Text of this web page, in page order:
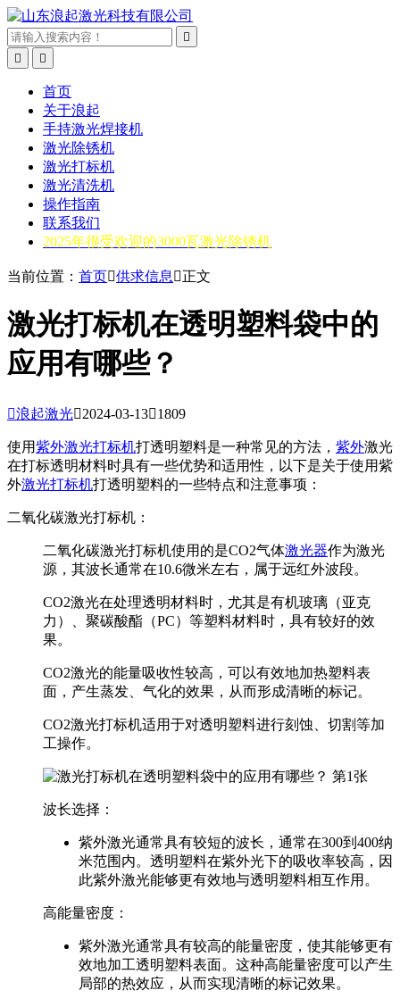



首页
关于浪起
手持激光焊接机
激光除锈机
激光打标机
激光清洗机
操作指南
联系我们
2025年很受欢迎的3000瓦激光除锈机
当前位置： 首页供求信息 正文
激光打标机在透明塑料袋中的
应用有哪些？
浪起激光2024-03-131809
使用紫外激光打标机打透明塑料是一种常见的方法， 紫外激光
在打标透明材料时具有一些优势和适用性，以下是关于使用紫
外激光打标机打透明塑料的一些特点和注意事项：
二氧化碳激光打标机：
二氧化碳激光打标机使用的是CO2气体激光器作为激光
源，其波长通常在10.6微米左右，属于远红外波段。
CO2激光在处理透明材料时，尤其是有机玻璃（亚克
力）、聚碳酸酯（PC）等塑料材料时，具有较好的效
果。
CO2激光的能量吸收性较高，可以有效地加热塑料表
面，产生蒸发、气化的效果，从而形成清晰的标记。
CO2激光打标机适用于对透明塑料进行刻蚀、切割等加
工操作。
波长选择：
紫外激光通常具有较短的波长，通常在300到400纳
米范围内。透明塑料在紫外光下的吸收率较高，因
此紫外激光能够更有效地与透明塑料相互作用。
高能量密度：
紫外激光通常具有较高的能量密度，使其能够更有
效地加工透明塑料表面。这种高能量密度可以产生
局部的热效应，从而实现清晰的标记效果。